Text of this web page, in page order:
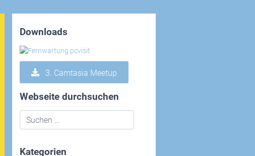
Downloads
3. Camtasia Meetup
Webseite durchsuchen
Kategorien